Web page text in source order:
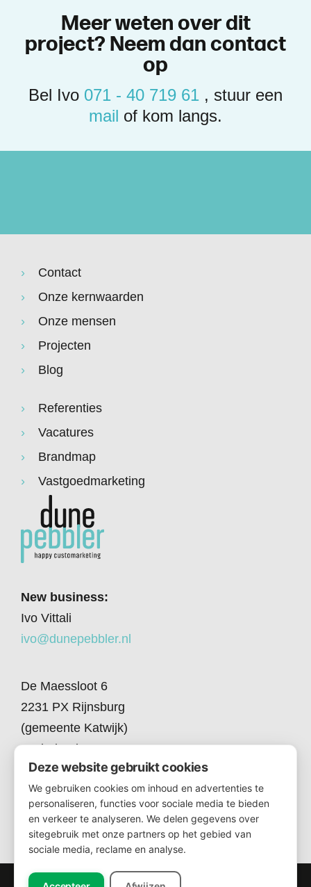
Meerwetenoverdit
project? Neemdancontact
op
Bel Ivo 071 - 40 719 61 , stuur een
mail of kom langs.
Contact
Onze kernwaarden
Onze mensen
Projecten
Blog
Referenties
Vacatures
Brandmap
Vastgoedmarketing
New business:
Ivo Vittali
ivo@dunepebbler.nl
De Maessloot 6
2231 PX Rijnsburg
(gemeente Katwijk)
Nederland
+31 71 - 40 719 61
Deze website gebruikt cookies
We gebruiken cookies om inhoud en advertenties te
personaliseren, functies voor sociale media te bieden
en verkeer te analyseren. We delen gegevens over
sitegebruik met onze partners op het gebied van
sociale media, reclame en analyse.